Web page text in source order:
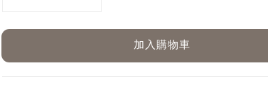
加入購物車